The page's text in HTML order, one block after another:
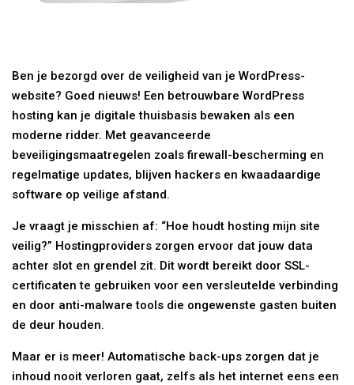
Ben je bezorgd over de veiligheid van je WordPress-
website? Goed nieuws! Een betrouwbare WordPress
hosting kan je digitale thuisbasis bewaken als een
moderne ridder. Met geavanceerde
beveiligingsmaatregelen zoals firewall-bescherming en
regelmatige updates, blijven hackers en kwaadaardige
software op veilige afstand.
Je vraagt je misschien af: “Hoe houdt hosting mijn site
veilig?” Hostingproviders zorgen ervoor dat jouw data
achter slot en grendel zit. Dit wordt bereikt door SSL-
certificaten te gebruiken voor een versleutelde verbinding
en door anti-malware tools die ongewenste gasten buiten
de deur houden.
Maar er is meer! Automatische back-ups zorgen dat je
inhoud nooit verloren gaat, zelfs als het internet eens een